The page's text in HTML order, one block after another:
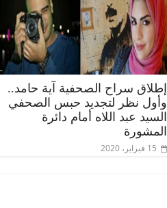
إطلاق سراح الصحفية آية حامد..
وأول نظر لتجديد حبس الصحفي
السيد عبد اللاه أمام دائرة
المشورة
15 فبراير، 2020